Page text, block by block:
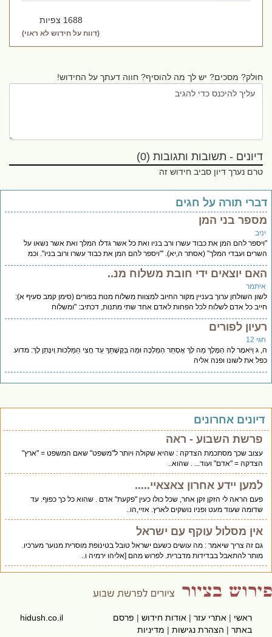
1688 צפיות
(דווח על חידוש לא ראוי)
חולק? מסכים? יש לך מה להוסיף? חווה דעתך על החידוש!
דיונים - תשובות ותגובות (0)
טרם נערך דיון סביב חידוש זה
תורה על חגים
בני המן
להם המן את כבוד עשרו ורב בניו ואת כל אשר גדלו המלך ואת אשר נשאו על
ועבדי המלך” (אסתר ה,יא). '"ויספר להם המן את כבוד עשרו ורוב בניו". וכמ
יוצאים ידי חובת משלוח מנ..
השולחן ערוך בעניין מקור החיוב למצוות משלוח מנות בפורים (סימן קמב סעיף א):
כל אדם לשלוח לכל הפחות לאדם אחד שתי מתנות, דכתיב: "ומשלוח
לפורים
12
ג וַיֹּאמֶר לָהּ הַמֶּלֶךְ מַה לָּךְ אֶסְתֵּר הַמַּלְכָּה וּמַה בַּקָּשָׁתֵךְ עַד חֲצִי הַמַּלְכוּת וְיִנָּתֵן לָךְ: מדוע
את לשונו ופנה אליה
אחרונים
פרשת השבוע - ראה
עצוב שכך מסתכמת הצדקה : שהיא שקולה ויותר ל"משפט" שאם המשפט = "ארץ"
הצדקה = "אדם" ועוד... . שהוא..
למען יידע אחרון צאצאיי.....
פעם הראה לי הזקן זקן אחר, שכל כולו כעין "פקעת" אדם . שהוא כל כך כפוף. עד
שדומה שעוד מעט ופניו נושקים לארץ. אזיי,הו..
אין מסלול עוקף עם ישראל
גם זה צריך שיאמר : מה עושים כשעם ישראל טובל בטינופת מוסרית מנוער מערכיו.
מותר להתאבל בבדידות מדברית. לפרוש מהם [אליהו ירמיה ו..
ראשי|אתרי עזר|אודות חידוש|פרסם
באתר|הצהרת נגישות|מדיניות
hidush.co.il